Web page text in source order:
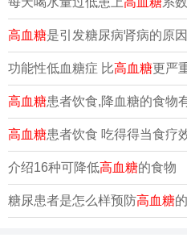
高血糖是引发糖尿病肾病的原因
功能性低血糖症 比高血糖更严
高血糖患者饮食,降血糖的食物
高血糖患者饮食 吃得得当食疗
介绍16种可降低高血糖的食物
糖尿患者是怎么样预防高血糖的